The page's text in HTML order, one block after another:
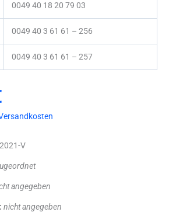
0049 40 18 20 79 03
0049 40 3 61 61 – 256
0049 40 3 61 61 – 257
V
angegeben
nicht angegeben